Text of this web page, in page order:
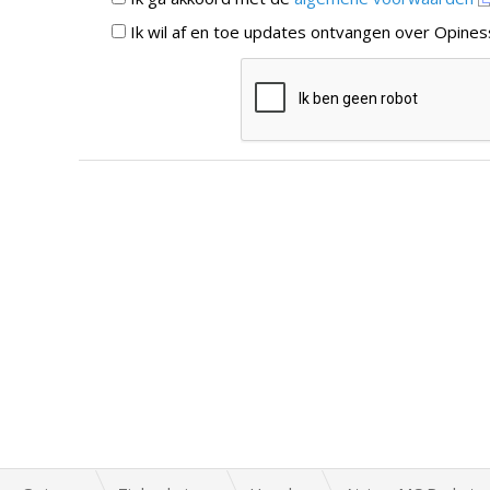
Ik wil af en toe updates ontvangen over